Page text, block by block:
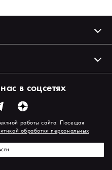
в соцсетях
работы сайта. Посещая
обработки персональных